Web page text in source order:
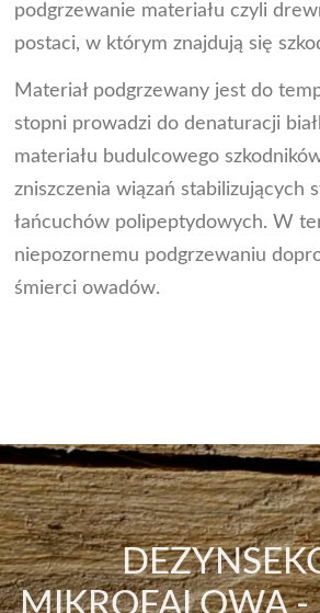
podgrzewanie materiału czyli
postaci, w którym znajdują się
Materiał podgrzewany jest do
stopni prowadzi do denaturacji
materiału budulcowego
zniszczenia wiązań stabilizujących
łańcuchów polipeptydowych. W
niepozornemu podgrzewaniu
śmierci owadów.
MIKROFALOWA -